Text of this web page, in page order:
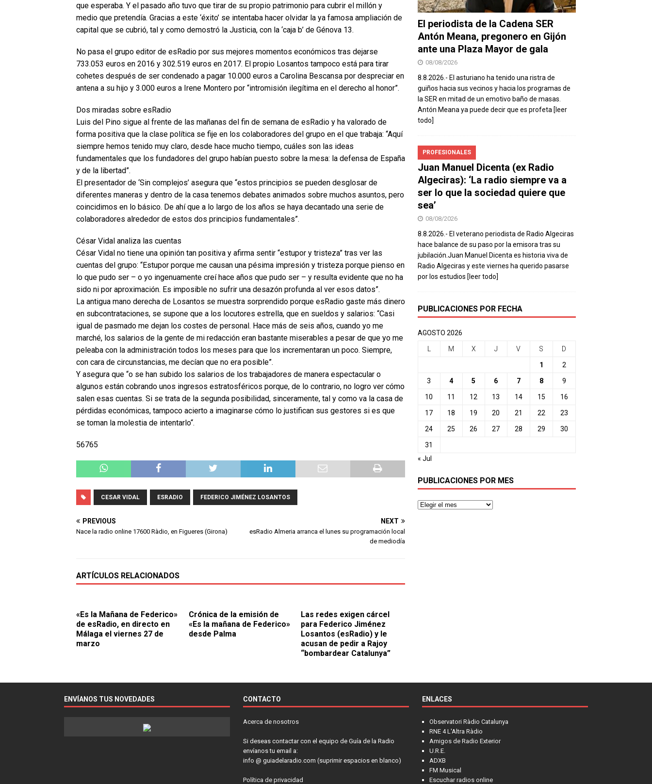
que esperaba. Y el pasado año tuvo que tirar de su propio patrimonio para cubrir el millón y
medio que pretendía. Gracias a este ‘éxito’ se intentaba hacer olvidar la ya famosa ampliación de
capital que se cubrió, tal y como demostró la Justicia, con la ‘caja b’ de Génova 13.
No pasa el grupo editor de esRadio por sus mejores momentos económicos tras dejarse
733.053 euros en 2016 y 302.519 euros en 2017. El propio Losantos tampoco está para tirar
cohetes después de ser condenado a pagar 10.000 euros a Carolina Bescansa por despreciar en
antena a su hijo y 3.000 euros a Irene Montero por “intromisión ilegítima en el derecho al honor”.
Dos miradas sobre esRadio
Luis del Pino sigue al frente de las mañanas del fin de semana de esRadio y ha valorado de
forma positiva que la clase política se fije en los colaboradores del grupo en el que trabaja: “Aquí
siempre hemos tenido muy claro, desde hace mucho tiempo, cuáles son las ideas
fundamentales que los fundadores del grupo habían puesto sobre la mesa: la defensa de España
y de la libertad”.
El presentador de ‘Sin complejos’ asegura que “estos principios se pueden desglosar de
diferentes maneras y dentro de la casa tenemos debates animados sobre muchos asuntos, pero
coincidimos en lo básico. De ahí que a lo largo de los años se haya decantado una serie de
colaboradores alrededor de estos dos principios fundamentales”.
César Vidal analiza las cuentas
César Vidal no tiene una opinión tan positiva y afirma sentir “estupor y tristeza” tras ver las
cuentas del grupo: “Estupor porque me causan una pésima impresión y tristeza porque pienso en
lo que pudo ser – o yo ingenuamente creí hace años que pudo ser – y resulta evidente que no ha
sido ni por aproximación. Es imposible no sufrir una desazón profunda al ver esos datos”.
La antigua mano derecha de Losantos se muestra sorprendido porque esRadio gaste más dinero
en subcontrataciones, se supone que a los locutores estrella, que en sueldos y salarios: “Casi
igual de pasmado me dejan los costes de personal. Hace más de seis años, cuando yo me
marché, los salarios de la gente de mi redacción eran bastante miserables a pesar de que yo me
peleaba con la administración todos los meses para que los incrementaran un poco. Siempre,
con cara de circunstancias, me decían que no era posible”.
Y asegura que “o se han subido los salarios de los trabajadores de manera espectacular o
algunos están cobrando unos ingresos estratosféricos porque, de lo contrario, no logro ver cómo
salen esas cuentas. Si se trata de la segunda posibilidad, sinceramente, tal y como va la casa de
pérdidas económicas, tampoco acierto a imaginarse cómo lo justifican sus gestores si es que
se toman la molestia de intentarlo“.
56765
CESAR VIDAL ESRADIO FEDERICO JIMÉNEZ LOSANTOS
PREVIOUS
Nace la radio online 17600 Ràdio, en Figueres (Girona)
NEXT
esRadio Almeria arranca el lunes su programación local
de mediodía
ARTÍCULOS RELACIONADOS
«Es la Mañana de Federico»
de esRadio, en directo en
Málaga el viernes 27 de
marzo
Crónica de la emisión de
«Es la mañana de Federico»
desde Palma
Las redes exigen cárcel
para Federico Jiménez
Losantos (esRadio) y le
acusan de pedir a Rajoy
“bombardear Catalunya”
El periodista de la Cadena SER
Antón Meana, pregonero en Gijón
ante una Plaza Mayor de gala
08/08/2026
8.8.2026.- El asturiano ha tenido una ristra de
guiños hacia sus vecinos y hacia los programas de
la SER en mitad de un emotivo baño de masas.
Antón Meana ya puede decir que es profeta [leer
todo]
PROFESIONALES
Juan Manuel Dicenta (ex Radio
Algeciras): ‘La radio siempre va a
ser lo que la sociedad quiere que
sea’
08/08/2026
8.8.2026.- El veterano periodista de Radio Algeciras
hace balance de su paso por la emisora tras su
jubilación.Juan Manuel Dicenta es historia viva de
Radio Algeciras y este viernes ha querido pasarse
por los estudios [leer todo]
PUBLICACIONES POR FECHA
AGOSTO 2026
L M X J V S D
1 2
3 4 5 6 7 8 9
10 11 12 13 14 15 16
17 18 19 20 21 22 23
24 25 26 27 28 29 30
31
« Jul
PUBLICACIONES POR MES
ENVÍANOS TUS NOVEDADES CONTACTO
Acerca de nosotros
Si deseas contactar con el equipo de Guía de la Radio
envíanos tu email a:
info @ guiadelaradio.com (suprimir espacios en blanco)
Política de privacidad
ENLACES
Observatori Ràdio Catalunya
RNE 4 L'Altra Ràdio
Amigos de Radio Exterior
U.R.E.
ADXB
FM Musical
Escuchar radios online